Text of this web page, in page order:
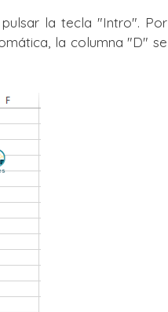
la tecla "Intro". Por
la columna "D" se